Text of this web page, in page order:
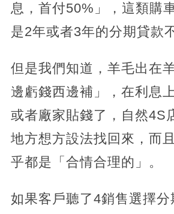
息，首付50%」，這類購
是2年或者3年的分期貸款
但是我們知道，羊毛出在
邊虧錢西邊補」，在利息
或者廠家貼錢了，自然4S
地方想方設法找回來，而
乎都是「合情合理的」。
如果客戶聽了4銷售選擇